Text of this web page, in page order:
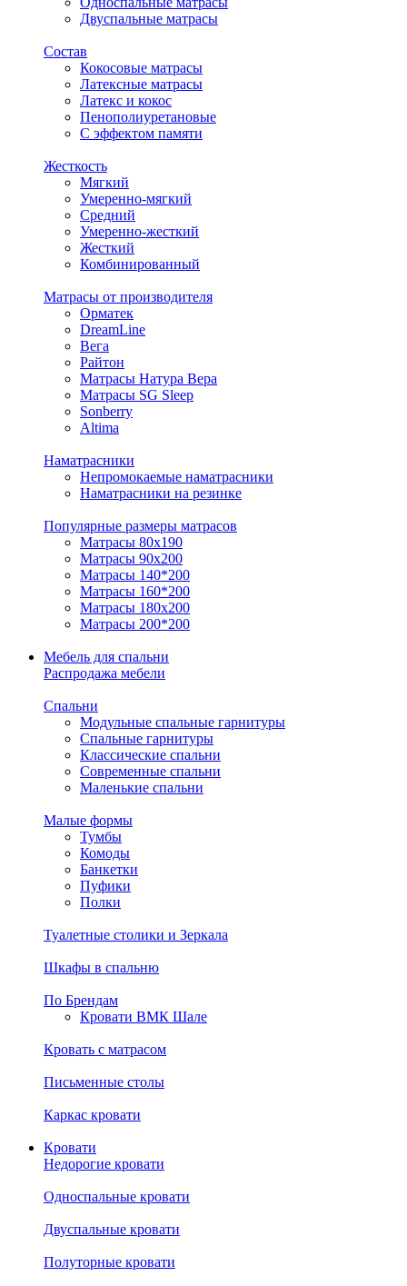
Двуспальные матрасы
Состав
Кокосовые матрасы
Латексные матрасы
Латекс и кокос
Пенополиуретановые
С эффектом памяти
Жесткость
Мягкий
Умеренно-мягкий
Средний
Умеренно-жесткий
Жесткий
Комбинированный
Матрасы от производителя
Орматек
DreamLine
Вега
Райтон
Матрасы Натура Вера
Матрасы SG Sleep
Sonberry
Altima
Наматрасники
Непромокаемые наматрасники
Наматрасники на резинке
Популярные размеры матрасов
Матрасы 80x190
Матрасы 90x200
Матрасы 140*200
Матрасы 160*200
Матрасы 180x200
Матрасы 200*200
Мебель для спальни
Распродажа мебели
Спальни
Модульные спальные гарнитуры
Спальные гарнитуры
Классические спальни
Современные спальни
Маленькие спальни
Малые формы
Тумбы
Комоды
Банкетки
Пуфики
Полки
Туалетные столики и Зеркала
Шкафы в спальню
По Брендам
Кровати ВМК Шале
Кровать с матрасом
Письменные столы
Каркас кровати
Кровати
Недорогие кровати
Односпальные кровати
Двуспальные кровати
Полуторные кровати